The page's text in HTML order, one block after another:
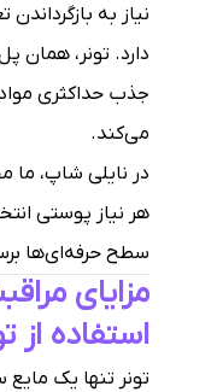
دارد. تونر، همان
جذب حداکثری
می‌کند.
در نایلی شاپ، ما
هر نیاز پوستی
سطح حرفه‌ای‌ها
مزایای
استفاده
تونر تنها یک